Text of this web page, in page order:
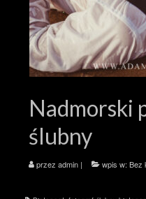
Nadmorski
ślubny
przez admin | wpis w: Bez